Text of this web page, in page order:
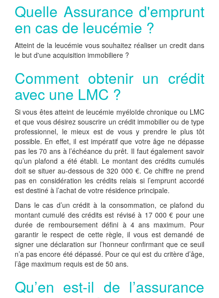
Quelle Assurance d'emprunt
en cas de leucémie ?
Atteint de la leucémie vous souhaitez réaliser un credit dans
le but d'une acquisition immobiliere ?
Comment obtenir un crédit
avec une LMC ?
Si vous êtes atteint de leucémie myéloïde chronique ou LMC
et que vous désirez souscrire un crédit immobilier ou de type
professionnel, le mieux est de vous y prendre le plus tôt
possible. En effet, il est impératif que votre âge ne dépasse
pas les 70 ans à l’échéance du prêt. Il faut également savoir
qu’un plafond a été établi. Le montant des crédits cumulés
doit se situer au-dessous de 320 000 €. Ce chiffre ne prend
pas en considération les crédits relais si l’emprunt accordé
est destiné à l’achat de votre résidence principale.
Dans le cas d’un crédit à la consommation, ce plafond du
montant cumulé des crédits est révisé à 17 000 € pour une
durée de remboursement défini à 4 ans maximum. Pour
garantir le respect de cette règle, il vous est demandé de
signer une déclaration sur l’honneur confirmant que ce seuil
n’a pas encore été dépassé. Pour ce qui est du critère d’âge,
l’âge maximum requis est de 50 ans.
Qu’en est-il de l’assurance